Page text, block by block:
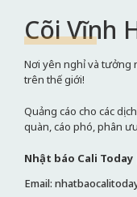
Cõi Vĩnh
Nơi yên nghỉ và tưởng
trên thế giới!
Quảng cáo cho các
quàn, cáo phó, phân
Nhật báo Cali Today
Email: